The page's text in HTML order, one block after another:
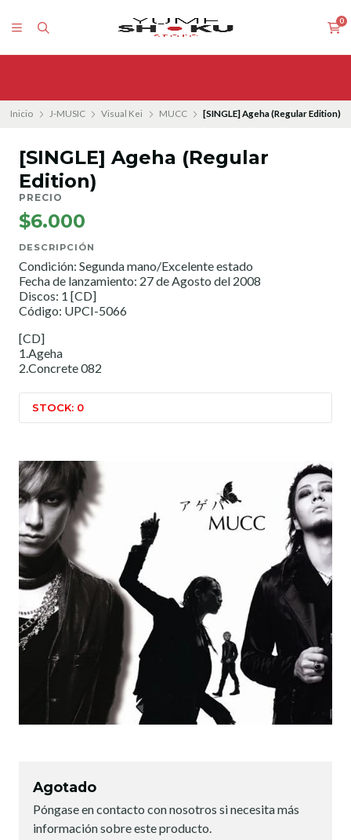
0
Inicio J-MUSIC Visual Kei MUCC [SINGLE] Ageha (Regular Edition)
[SINGLE] Ageha (Regular
Edition)
PRECIO
$6.000
DESCRIPCIÓN
Condición: Segunda mano/Excelente estado
Fecha de lanzamiento: 27 de Agosto del 2008
Discos: 1 [CD]
Código: UPCI-5066
[CD]
1.Ageha
2.Concrete 082
STOCK: 0
Agotado
Póngase en contacto con nosotros si necesita más
información sobre este producto.